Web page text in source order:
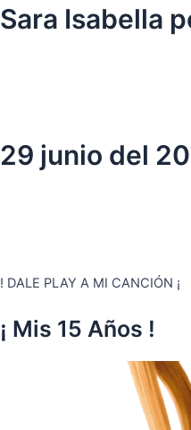
Ir
al
Sara Isabella
29 junio del
! DALE PLAY A MI CANCIÓN ¡
¡ Mis 15 Años !